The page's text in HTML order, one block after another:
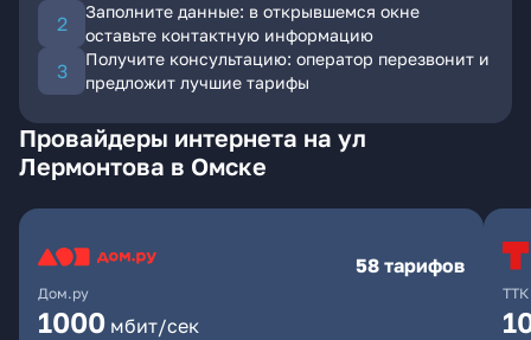
Заполните данные: в открывшемся окне
оставьте контактную информацию
Получите консультацию: оператор перезвонит и
предложит лучшие тарифы
Провайдеры интернета на ул
Лермонтова в Омске
Дом.ру
58 тарифов
1000 мбит/сек
ТТК